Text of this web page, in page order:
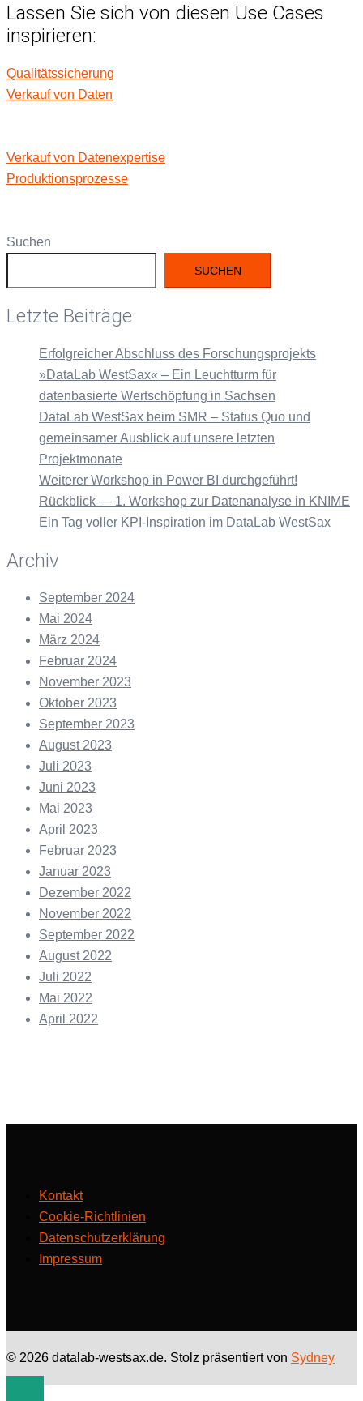
Lassen Sie sich von diesen Use Cases
inspirieren:
Qual­itätssicherung
Verkauf von Daten
Verkauf von Datenexpertise
Pro­duk­tion­sprozesse
Suchen
SUCHEN
Letzte Beiträge
Erfolgreicher Abschluss des Forschungsprojekts
»DataLab WestSax« – Ein Leuchtturm für
datenbasierte Wertschöpfung in Sachsen
DataLab WestSax beim SMR – Status Quo und
gemeinsamer Ausblick auf unsere letzten
Projektmonate
Weiterer Workshop in Power BI durchgeführt!
Rückblick — 1. Workshop zur Datenanalyse in KNIME
Ein Tag voller KPI-Inspiration im DataLab WestSax
Archiv
September 2024
Mai 2024
März 2024
Februar 2024
November 2023
Oktober 2023
September 2023
August 2023
Juli 2023
Juni 2023
Mai 2023
April 2023
Februar 2023
Januar 2023
Dezember 2022
November 2022
September 2022
August 2022
Juli 2022
Mai 2022
April 2022
Kontakt
Cookie-Richtlinien
Datenschutzerklärung
Impressum
© 2026 datalab-westsax.de. Stolz präsentiert von Sydney